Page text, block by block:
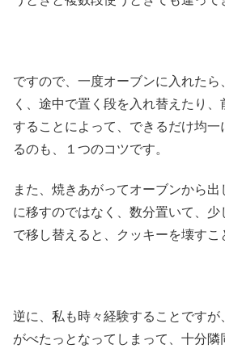
ですので、一度オーブンに入れた
く、途中で置く段を入れ替えたり、
することによって、できるだけ均一
るのも、１つのコツです。
また、焼きあがってオーブンから
に移すのではなく、数分置いて、少
で移し替えると、クッキーを壊すこ
逆に、私も時々経験することです
がべたっとなってしまって、十分